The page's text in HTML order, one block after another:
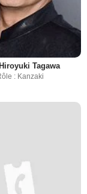
Tagawa
: Kanzaki